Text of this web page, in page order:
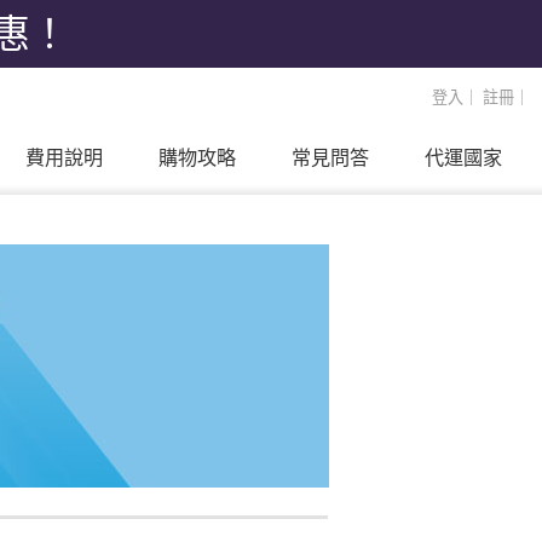
！
登入 註冊
代運國家
常見問答
購物攻略
費用說明